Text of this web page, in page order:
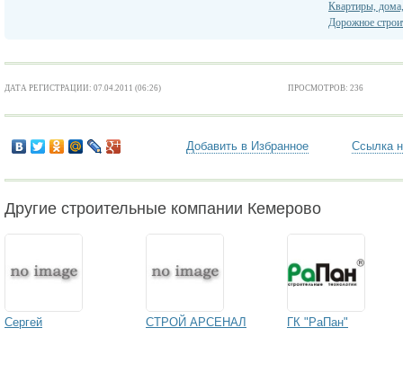
Квартиры,
Дорожное
ДАТА РЕГИСТРАЦИИ: 07.04.2011 (06:26) ПРОСМОТРОВ: 236
Добавить в Избранное Ссылка
Другие строительные компании Кемерово
Сергей СТРОЙ АРСЕНАЛ ГК "РаПан"